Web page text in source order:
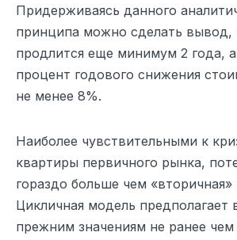
Придерживаясь данного
принципа можно сделать вывод,
продлится еще минимум 2 года,
процент годового снижения
не менее 8%.
Наиболее чувствительными к
квартиры первичного рынка,
гораздо больше чем
Цикличная модель предполагает
прежним значениям не ранее чем